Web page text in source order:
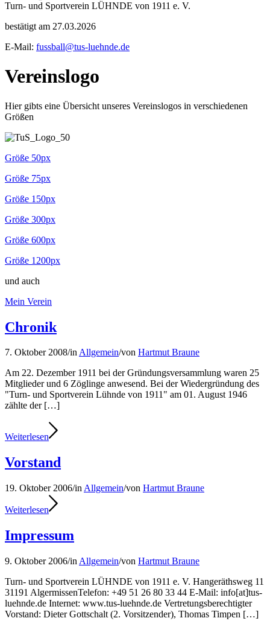
Turn- und Sportverein LÜHNDE von 1911 e. V.
bestätigt am 27.03.2026
E-Mail: fussball@tus-luehnde.de
Vereinslogo
Hier gibts eine Übersicht unseres Vereinslogos in verschiedenen
Größen
Größe 50px
Größe 75px
Größe 150px
Größe 300px
Größe 600px
Größe 1200px
und auch
Mein Verein
Chronik
7. Oktober 2008/inAllgemein/von Hartmut Braune
Am 22. Dezember 1911 bei der Gründungsversammlung waren 25
Mitglieder und 6 Zöglinge anwesend. Bei der Wiedergründung des
"Turn- und Sportverein Lühnde von 1911" am 01. August 1946
zählte der […]
Weiterlesen
Vorstand
19. Oktober 2006/in Allgemein/von Hartmut Braune
Weiterlesen
Impressum
9. Oktober 2006/in Allgemein/von Hartmut Braune
Turn- und Sportverein LÜHNDE von 1911 e. V. Hangeräthsweg 11
31191 AlgermissenTelefon: +49 51 26 80 33 44 E-Mail: info[at]tus-
luehnde.de Internet: www.tus-luehnde.de Vertretungsberechtigter
Vorstand: Dieter Gottschalt (2. Vorsitzender), Thomas Timpen […]